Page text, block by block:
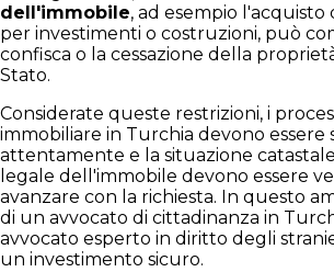
dell'immobile, ad esempio
per investimenti o costruzioni, può
confisca o la cessazione della
Stato.
Considerate queste restrizioni, i
immobiliare in Turchia devono essere
attentamente e la situazione
legale dell'immobile devono essere
avanzare con la richiesta. In questo
di un avvocato di cittadinanza in
avvocato esperto in diritto degli
un investimento sicuro.